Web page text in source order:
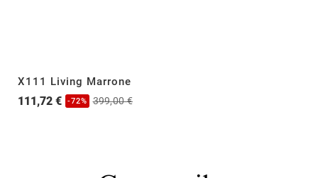
X111 Living Marrone
111,72 € -72% 399,00 €